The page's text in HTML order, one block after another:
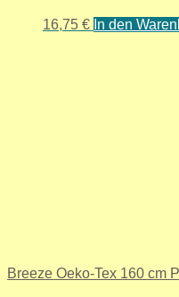
16,75 € In den
Breeze Oeko-Tex 160 cm